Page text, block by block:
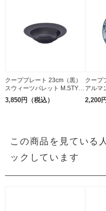
クーププレート 23cm（黒）
スウィーツパレット M.STYL
E 磁器
3,850円（税込）
クープ
アルマ
2,200
この商品を見ている
ックしています